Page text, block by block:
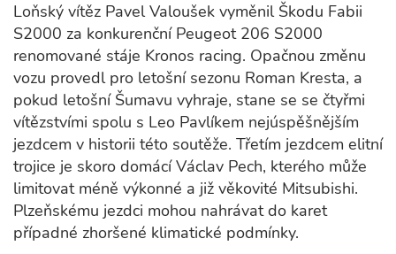
Loňský vítěz Pavel Valoušek vyměnil Škodu Fabii
S2000 za konkurenční Peugeot 206 S2000
renomované stáje Kronos racing. Opačnou změnu
vozu provedl pro letošní sezonu Roman Kresta, a
pokud letošní Šumavu vyhraje, stane se se čtyřmi
vítězstvími spolu s Leo Pavlíkem nejúspěšnějším
jezdcem v historii této soutěže. Třetím jezdcem elitní
trojice je skoro domácí Václav Pech, kterého může
limitovat méně výkonné a již věkovité Mitsubishi.
Plzeňskému jezdci mohou nahrávat do karet
případné zhoršené klimatické podmínky.